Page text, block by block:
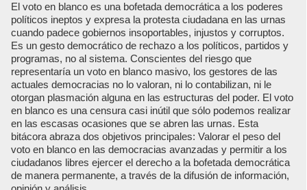
El voto en blanco es una bofetada democrática a los poderes
políticos ineptos y expresa la protesta ciudadana en las urnas
cuando padece gobiernos insoportables, injustos y corruptos.
Es un gesto democrático de rechazo a los políticos, partidos y
programas, no al sistema. Conscientes del riesgo que
representaría un voto en blanco masivo, los gestores de las
actuales democracias no lo valoran, ni lo contabilizan, ni le
otorgan plasmación alguna en las estructuras del poder. El voto
en blanco es una censura casi inútil que sólo podemos realizar
en las escasas ocasiones que se abren las urnas. Esta
bitácora abraza dos objetivos principales: Valorar el peso del
voto en blanco en las democracias avanzadas y permitir a los
ciudadanos libres ejercer el derecho a la bofetada democrática
de manera permanente, a través de la difusión de información,